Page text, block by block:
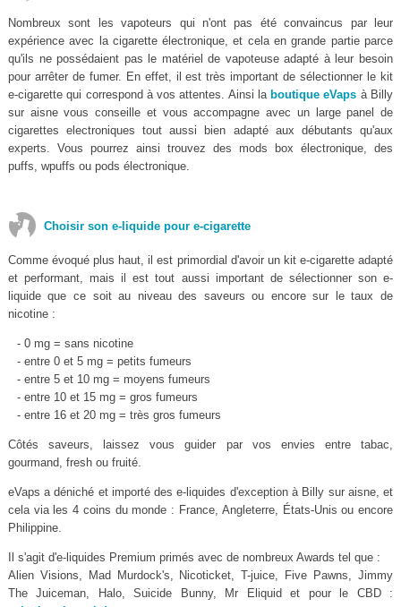
Nombreux sont les vapoteurs qui n'ont pas été convaincus par leur
expérience avec la cigarette électronique, et cela en grande partie parce
qu'ils ne possédaient pas le matériel de vapoteuse adapté à leur besoin
pour arrêter de fumer. En effet, il est très important de sélectionner le kit
e-cigarette qui correspond à vos attentes. Ainsi la boutique eVaps à Billy
sur aisne vous conseille et vous accompagne avec un large panel de
cigarettes electroniques tout aussi bien adapté aux débutants qu'aux
experts. Vous pourrez ainsi trouvez des mods box électronique, des
puffs, wpuffs ou pods électronique.
Choisir son e-liquide pour e-cigarette
Comme évoqué plus haut, il est primordial d'avoir un kit e-cigarette adapté
et performant, mais il est tout aussi important de sélectionner son e-
liquide que ce soit au niveau des saveurs ou encore sur le taux de
nicotine :
- 0 mg = sans nicotine
- entre 0 et 5 mg = petits fumeurs
- entre 5 et 10 mg = moyens fumeurs
- entre 10 et 15 mg = gros fumeurs
- entre 16 et 20 mg = très gros fumeurs
Côtés saveurs, laissez vous guider par vos envies entre tabac,
gourmand, fresh ou fruité.
eVaps a déniché et importé des e-liquides d'exception à Billy sur aisne, et
cela via les 4 coins du monde : France, Angleterre, États-Unis ou encore
Philippine.
Il s'agit d'e-liquides Premium primés avec de nombreux Awards tel que :
Alien Visions, Mad Murdock's, Nicoticket, T-juice, Five Pawns, Jimmy
The Juiceman, Halo, Suicide Bunny, Mr Eliquid et pour le CBD :